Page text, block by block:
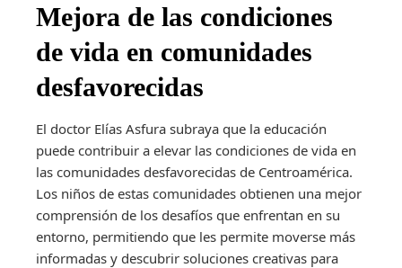
Mejora de las condiciones
de vida en comunidades
desfavorecidas
El doctor Elías Asfura subraya que la educación
puede contribuir a elevar las condiciones de vida en
las comunidades desfavorecidas de Centroamérica.
Los niños de estas comunidades obtienen una mejor
comprensión de los desafíos que enfrentan en su
entorno, permitiendo que les permite moverse más
informadas y descubrir soluciones creativas para